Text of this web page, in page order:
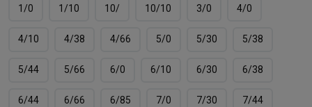
1/0 1/10 10/ 10/10 3/0 4/0
4/10 4/38 4/66 5/0 5/30 5/38
5/44 5/66 6/0 6/10 6/30 6/38
6/44 6/66 6/85 7/0 7/30 7/44